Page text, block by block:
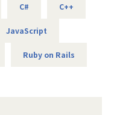
C# C++
JavaScript
Ruby on Rails